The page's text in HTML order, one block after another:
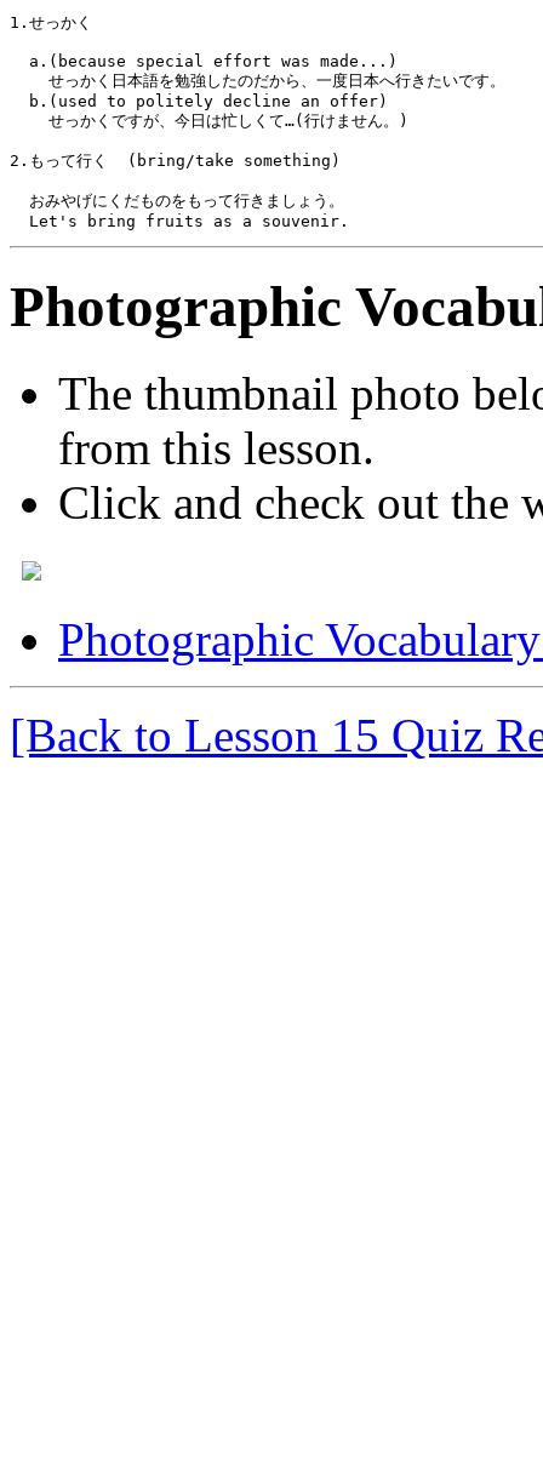
1.せっかく
  a.(because special effort was made...)
    せっかく日本語を勉強したのだから、一度日本へ行きたいです。
  b.(used to politely decline an offer)
    せっかくですが、今日は忙しくて…(行けません。)
2.もって行く  (bring/take something)
  おみやげにくだものをもって行きましょう。
  Let's bring fruits as a souvenir.
Photographic
The thumbnail photo
from this lesson.
Click and check out the
Photographic
[Back to Lesson 15 Quiz